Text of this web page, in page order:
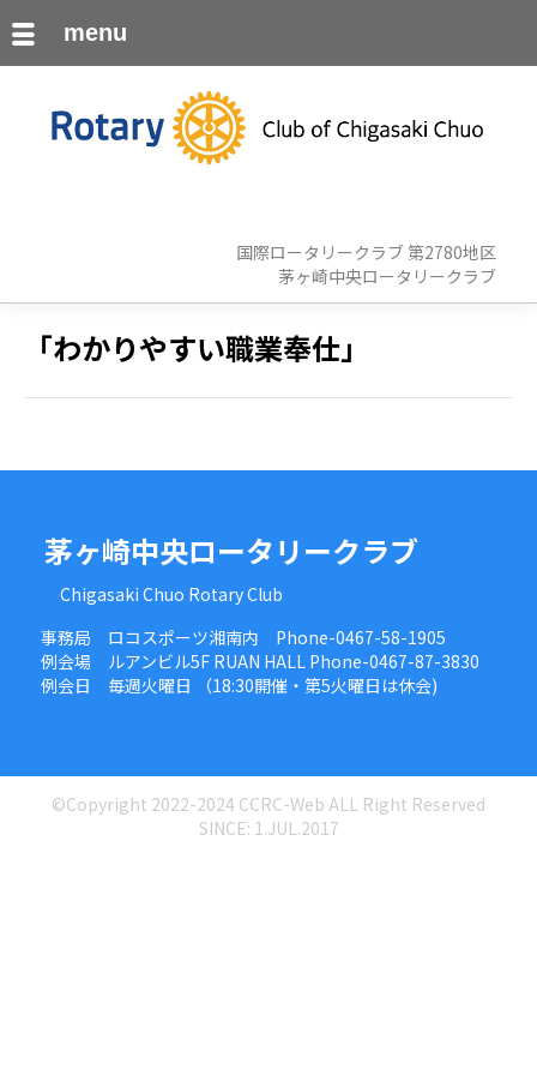
国際ロータリークラブ 第2780地区
茅ヶ崎中央ロータリークラブ
「わかりやすい職業奉仕」
茅ヶ崎中央ロータリークラブ
Chigasaki Chuo Rotary Club
事務局 ロコスポーツ湘南内 Phone-0467-58-1905
例会場 ルアンビル5F RUAN HALL Phone-0467-87-3830
例会日 毎週火曜日 （18:30開催・第5火曜日は休会)
©Copyright 2022-2024 CCRC-Web ALL Right Reserved
SINCE: 1.JUL.2017
menu